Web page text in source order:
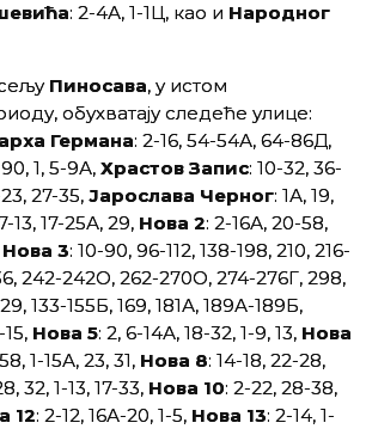
: 2-4А, 1-1Ц, као и Народног
Пиносава, у истом
обухватају следеће улице:
Германа: 2-16, 54-54А, 64-86Д,
1, 5-9А, Храстов Запис: 10-32, 36-
27-35, Јарослава Черног: 1А, 19,
13, 17-25А, 29, Нова 2: 2-16А, 20-58,
Нова 3: 10-90, 96-112, 138-198, 210, 216-
242-242О, 262-270О, 274-276Г, 298,
133-155Б, 169, 181А, 189А-189Б,
Нова 5: 2, 6-14А, 18-32, 1-9, 13, Нова
1-15А, 23, 31, Нова 8: 14-18, 22-28,
32, 1-13, 17-33, Нова 10: 2-22, 28-38,
12: 2-12, 16А-20, 1-5, Нова 13: 2-14, 1-